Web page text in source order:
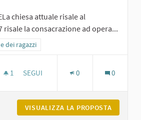
chiesa attuale risale al
risale la consacrazione ad opera...
I luoghi dei giovani e dei ragazzi
dei ragazzi
1 1 SOSTENITORI
SEGUI 0 0
VISUALIZZA LA PROPOSTA